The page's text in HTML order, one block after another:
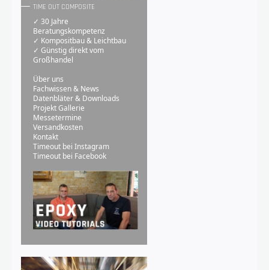
TIME OUT COMPOSITE
✓ 30 Jahre
Beratungskompetenz
✓ Kompositbau & Leichtbau
✓ Günstig direkt vom
Großhandel
Über uns
Fachwissen & News
Datenbläter & Downloads
Projekt Gallerie
Messetermine
Versandkosten
Kontakt
Timeout bei Instagram
Timeout bei Facebook